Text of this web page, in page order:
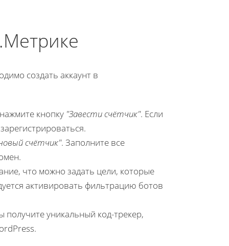
создать аккаунт в
кнопку "Завести счётчик". Если
счётчик". Заполните все
что можно задать цели, которые
активировать фильтрацию ботов
получите уникальный код-трекер,